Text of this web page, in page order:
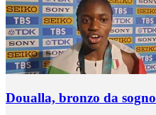
Doualla, bronzo da sogno